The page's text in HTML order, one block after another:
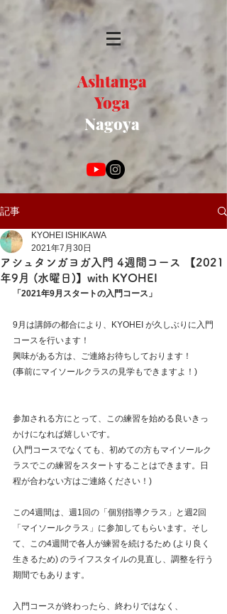
Ashtanga
Yoga
Nagoya
記事
アシュタンガヨガ入門 4週間コース 【2021
年9月 (水曜日)】with KYOHEI
KYOHEI ISHIKAWA
2021年7月30日
「2021年9月スタートの入門コース」
9月は講師の都合により、KYOHEI が久しぶりに入門
コースを行います！
興味がある方は、ご連絡お待ちしております！
(事前にマイソールクラスの見学もできますよ！)
参加される方にとって、この練習を始める良いきっ
かけになれば嬉しいです。
(入門コースでなくても、初めての方もマイソールク
ラスでこの練習をスタートすることはできます。日
程が合わない方はご連絡ください！)
この4週間は、週1回の「個別指導クラス」と週2回
「マイソールクラス」に参加してもらいます。そし
て、この4週間で各人が練習を続けるため (より良く
生きるため) のライフスタイルの見直し、調整を行う
期間でもあります。
入門コースが終わったら、終わりではなく、